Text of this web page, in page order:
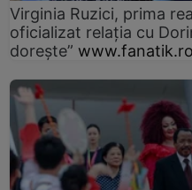
Virginia Ruzici, prima
oficializat relația cu
dorește” www.fanatik.ro